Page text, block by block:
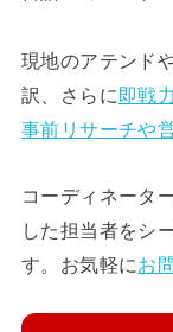
現地のアテンド
訳、さらに即戦
事前リサーチや
コーディネータ
した担当者をシ
す。お気軽に お